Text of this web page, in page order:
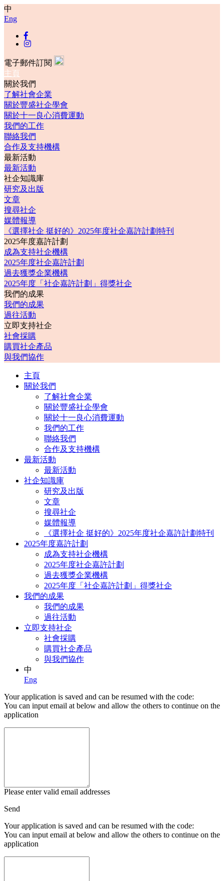
中
Eng
電子郵件訂閱
主頁
關於我們
了解社會企業
關於豐盛社企學會
關於十一良心消費運動
我們的工作
聯絡我們
合作及支持機構
最新活動
最新活動
社企知識庫
研究及出版
文章
搜尋社企
媒體報導
《選擇社企 挺好的》2025年度社企嘉許計劃特刊
2025年度嘉許計劃
成為支持社企機構
2025年度社企嘉許計劃
過去獲獎企業機構
2025年度「社企嘉許計劃」得獎社企
我們的成果
我們的成果
過往活動
立即支持社企
社會採購
購買社企產品
與我們協作
主頁
關於我們
了解社會企業
關於豐盛社企學會
關於十一良心消費運動
我們的工作
聯絡我們
合作及支持機構
最新活動
最新活動
社企知識庫
研究及出版
文章
搜尋社企
媒體報導
《選擇社企 挺好的》2025年度社企嘉許計劃特刊
2025年度嘉許計劃
成為支持社企機構
2025年度社企嘉許計劃
過去獲獎企業機構
2025年度「社企嘉許計劃」得獎社企
我們的成果
我們的成果
過往活動
立即支持社企
社會採購
購買社企產品
與我們協作
中
Eng
Your application is saved and can be resumed with the code:
You can input email at below and allow the others to continue on the
application
Please enter valid email addresses
Send
Your application is saved and can be resumed with the code:
You can input email at below and allow the others to continue on the
application